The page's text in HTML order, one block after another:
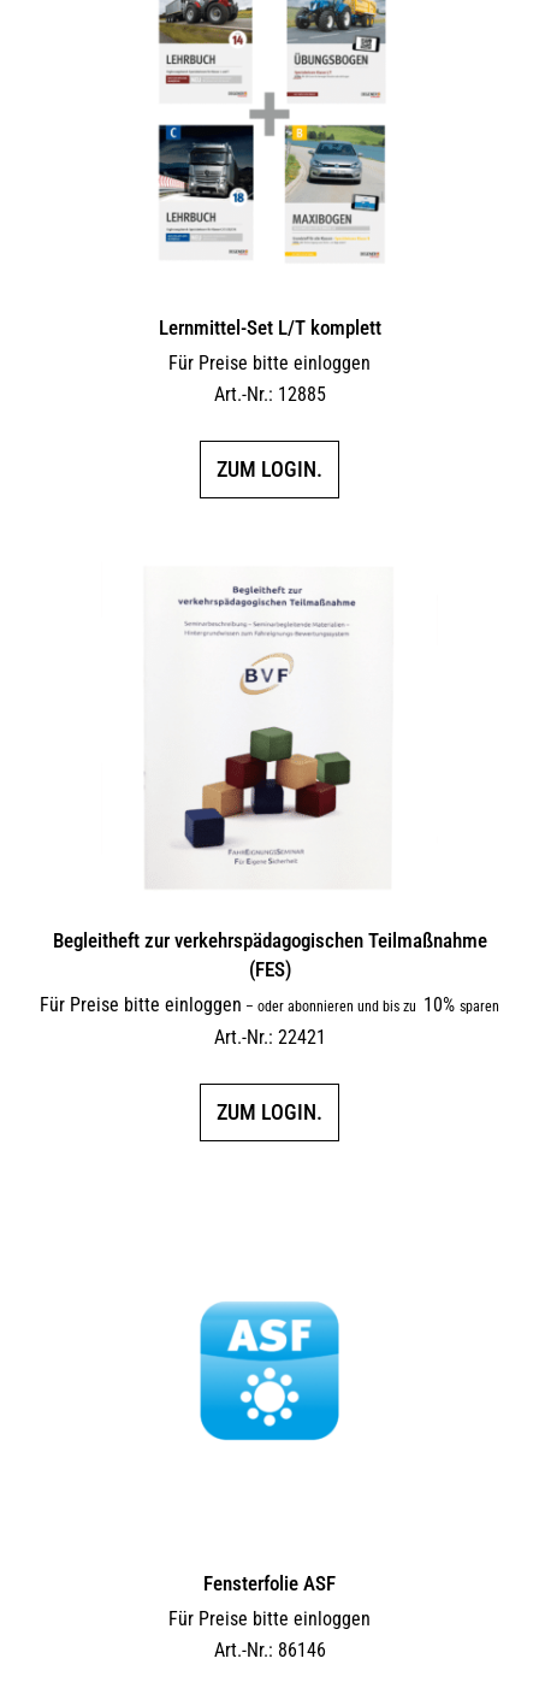
Lernmittel-Set L/T komplett
Für Preise bitte einloggen
Art.-Nr.: 12885
ZUM LOGIN.
Begleitheft zur verkehrs­päda­gogi­schen Teilmaßnahme
(FES)
Für Preise bitte einloggen – oder abonnieren und bis zu 10% sparen
Art.-Nr.: 22421
ZUM LOGIN.
Fensterfolie ASF
Für Preise bitte einloggen
Art.-Nr.: 86146